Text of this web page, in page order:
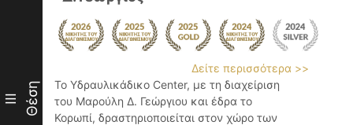
III Θέση
Δείτε περισσότερα >>
Το Υδραυλικάδικο Center, με τη διαχείριση
του Μαρούλη Δ. Γεώργιου και έδρα το
Κορωπί, δραστηριοποιείται στον χώρο των